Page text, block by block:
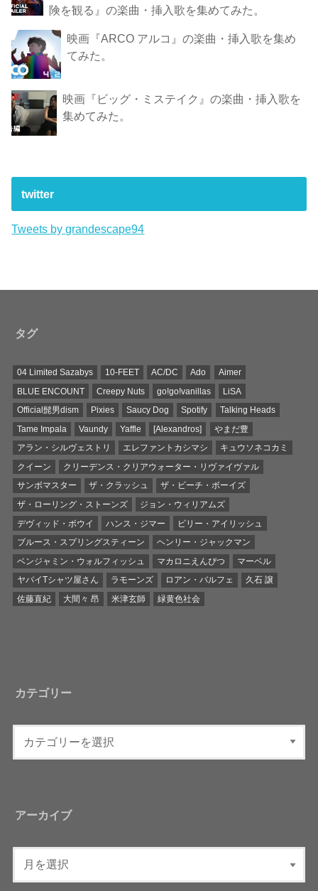
険 を観 る』の楽曲・挿入歌を集めてみた。
映画『ARCO アルコ』の楽曲・挿入歌を集め
てみた。
映画『ビッグ・ミステイク』の楽曲・挿入歌を
集めてみた。
twitter
Tweets by grandescape94
タグ
04 Limited Sazabys 10-FEET AC/DC Ado
Aimer
BLUE ENCOUNT
Creepy Nuts go!go!vanillas
LiSA
Official髭男dism
Pixies Saucy Dog Spotify
Talking Heads
Tame Impala
Vaundy Yaffle [Alexandros]
やまだ豊
アラン・シルヴェストリ
エレファントカシマシ
キュウソネコカミ
クイーン
クリーデンス・クリアウォーター・リヴァイヴァル
サンボマスター
ザ・クラッシュ
ザ・ビーチ・ボーイズ
ザ・ローリング・ストーンズ
ジョン・ウィリアムズ
デヴィッド・ボウイ
ハンス・ジマー
ビリー・アイリッシュ
ブルース・スプリングスティーン
ヘンリー・ジャックマン
ベンジャミン・ウォルフィッシュ
マカロニえんぴつ
マーベル
ヤバイTシャツ屋さん
ラモーンズ ロアン・バルフェ
久石 譲
佐藤直紀
大間々 昂 米津玄師 緑黄色社会
カテゴリー
アーカイブ